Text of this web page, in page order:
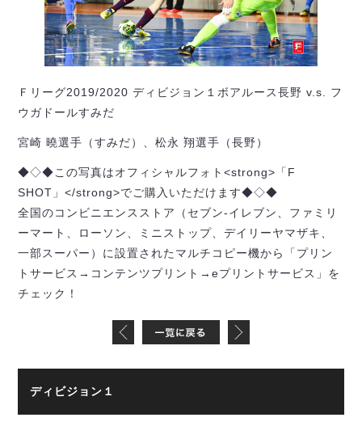
Ｆリーグ2019/2020 ディビジョン１ボアルース長野 v.s. フ
ウガドールすみだ
宮崎 曉選手（すみだ）、松永 翔選手（長野）
◆◇◆この写真はオフィシャルフォト<strong>「F
SHOT」</strong>でご購入いただけます◆◇◆
全国のコンビニエンスストア（セブン-イレブン、ファミリ
ーマート、ローソン、ミニストップ、デイリーヤマザキ、
一部スーパー）に設置されたマルチコピー機から「プリン
トサービス→コンテンツプリント→eプリントサービス」を
チェック！
ディビジョン１